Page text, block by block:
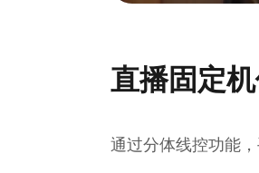
直播固定
通过分体线控功能